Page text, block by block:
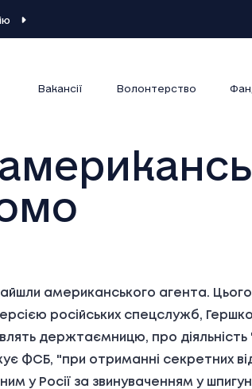
Вакансії Волонтерство
американського агента.
російських спецслужб,
держтаємницю, про
ФСБ, "при отриманні секретних
у Росії за звинуваченням у